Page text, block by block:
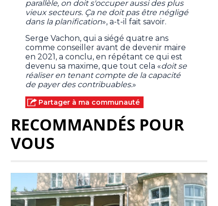
parallèle, on doit s'occuper aussi des plus
vieux secteurs. Ça ne doit pas être négligé
dans la planification», a-t-il fait savoir.
Serge Vachon, qui a siégé quatre ans
comme conseiller avant de devenir maire
en 2021, a conclu, en répétant ce qui est
devenu sa maxime, que tout cela «doit se
réaliser en tenant compte de la capacité
de payer des contribuables.»
Partager à ma communauté
RECOMMANDÉS POUR
VOUS